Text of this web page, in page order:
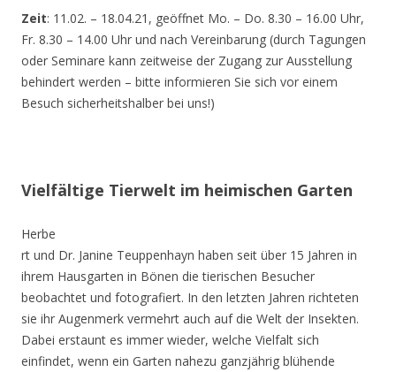
Zeit: 11.02. – 18.04.21, geöffnet Mo. – Do. 8.30 – 16.00 Uhr,
Fr. 8.30 – 14.00 Uhr und nach Vereinbarung (durch Tagungen
oder Seminare kann zeitweise der Zugang zur Ausstellung
behindert werden – bitte informieren Sie sich vor einem
Besuch sicherheitshalber bei uns!)
Vielfältige Tierwelt im heimischen Garten
Herbe
rt und Dr. Janine Teuppenhayn haben seit über 15 Jahren in
ihrem Hausgarten in Bönen die tierischen Besucher
beobachtet und fotografiert. In den letzten Jahren richteten
sie ihr Augenmerk vermehrt auch auf die Welt der Insekten.
Dabei erstaunt es immer wieder, welche Vielfalt sich
einfindet, wenn ein Garten nahezu ganzjährig blühende